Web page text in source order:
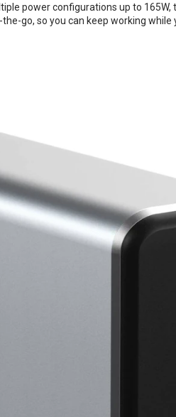
power configurations up to 165W,
go, so you can keep working while